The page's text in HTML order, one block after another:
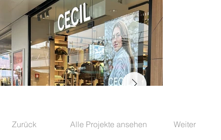
Zurück Alle Projekte ansehen Weiter